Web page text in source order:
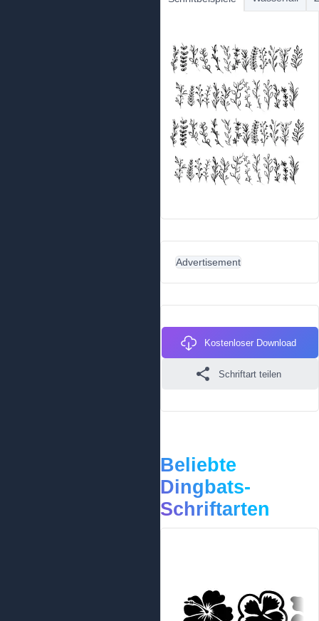
Advertisement
Kostenloser Download
Schriftart teilen
Beliebte
Dingbats-
Schriftarten